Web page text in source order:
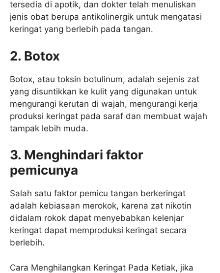
tersedia di apotik, dan dokter telah menuliskan
jenis obat berupa antikolinergik untuk mengatasi
keringat yang berlebih pada tangan.
2. Botox
Botox, atau toksin botulinum, adalah sejenis zat
yang disuntikkan ke kulit yang digunakan untuk
mengurangi kerutan di wajah, mengurangi kerja
produksi keringat pada saraf dan membuat wajah
tampak lebih muda.
3. Menghindari faktor
pemicunya
Salah satu faktor pemicu tangan berkeringat
adalah kebiasaan merokok, karena zat nikotin
didalam rokok dapat menyebabkan kelenjar
keringat dapat memproduksi keringat secara
berlebih.
Cara Menghilangkan Keringat Pada Ketiak, jika